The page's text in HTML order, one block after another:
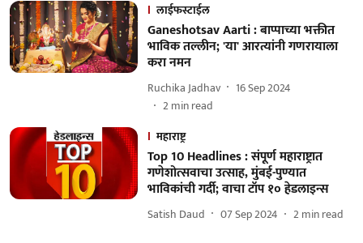
लाईफस्टाईल
Ganeshotsav Aarti : बाप्पाच्या भक्तीत
भाविक तल्लीन; 'या' आरत्यांनी गणरायाला
करा नमन
Ruchika Jadhav
16 Sep 2024
2min read
महाराष्ट्र
Top 10 Headlines : संपूर्ण महाराष्ट्रात
गणेशोत्सवाचा उत्साह, मुंबई-पुण्यात
भाविकांची गर्दी; वाचा टॉप १० हेडलाइन्स
Satish Daud 07 Sep 2024 2min read